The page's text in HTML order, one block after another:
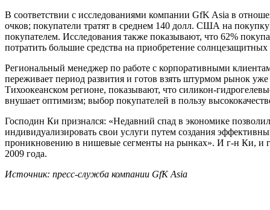
В соответствии с исследованиями компании GfK Asia в
очков; покупатели тратят в среднем 140 долл. США на
покупателем. Исследования также показывают, что 62%
потратить большие средства на приобретение
Региональный менеджер по работе с корпоративными
переживает период развития и готов взять штурмом рынок
Тихоокеанском регионе, показывают, что силикон-
внушает оптимизм; выбор покупателей в пользу
Господин Ки признался: «Недавний спад в экономике
индивидуализировать свои услуги путем создания
проникновению в нишевые сегменты на рынках». И г-н Ки, и
2009 года.
Источник: пресс-служба компании GfK Asia